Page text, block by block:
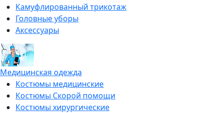
Камуфлированный трикотаж
Головные уборы
Аксессуары
Медицинская одежда
Костюмы медицинские
Костюмы Скорой помощи
Костюмы хирургические